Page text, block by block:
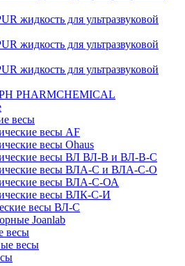
жидкость для ультразвуковой
жидкость для ультразвуковой
жидкость для ультразвуковой
PHARMCHEMICAL
весы
весы AF
весы Ohaus
весы ВЛ ВЛ-В и ВЛ-В-С
весы ВЛА-С и ВЛА-С-О
весы ВЛА-С-ОА
весы ВЛК-С-И
весы ВЛ-С
Joanlab
весы
весы